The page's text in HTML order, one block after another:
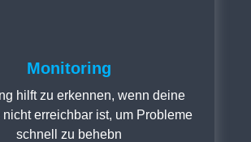
Monitoring
hilft zu erkennen, wenn deine
erreichbar ist, um Probleme
schnell zu behebn